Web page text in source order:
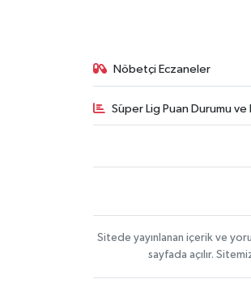
Nöbetçi Eczaneler
Süper Lig Puan Durumu ve
Sitede yayınlanan içerik ve
sayfada açılır.